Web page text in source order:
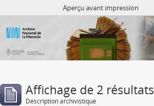
Aperçu avant impression
Affichage de 2 résultats
Description archivistique